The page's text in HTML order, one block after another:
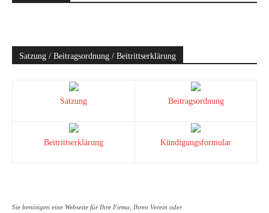
Satzung / Beitragsordnung / Beitrittserklärung
Satzung Beitragsordnung
Beitrittserklärung Kündigungsformular
Sie benötigen eine Webseite für Ihre Firma, Ihren Verein oder